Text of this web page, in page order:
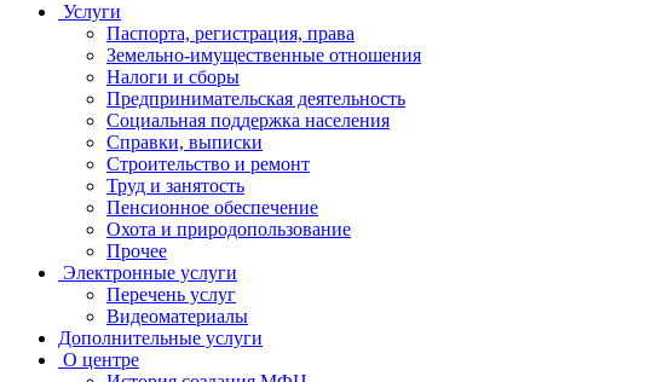
Услуги
Паспорта, регистрация, права
Земельно-имущественные отношения
Налоги и сборы
Предпринимательская деятельность
Социальная поддержка населения
Справки, выписки
Строительство и ремонт
Труд и занятость
Пенсионное обеспечение
Охота и природопользование
Прочее
Электронные услуги
Перечень услуг
Видеоматериалы
Дополнительные услуги
О центре